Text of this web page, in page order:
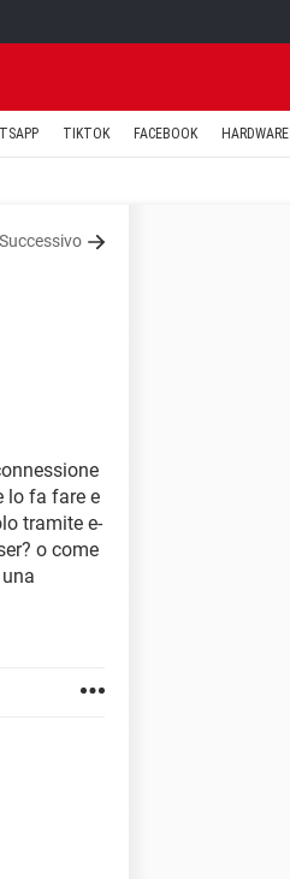
TIKTOK FACEBOOK HARDWARE
Successivo
lo fa fare e
tramite e-
o come